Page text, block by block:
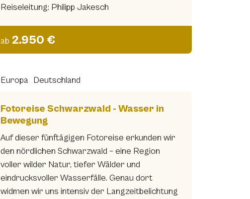
Reiseleitung: Philipp Jakesch
ab 2.950 €
Europa Deutschland
Fotoreise Schwarzwald - Wasser in
Bewegung
Auf dieser fünftägigen Fotoreise erkunden wir
den nördlichen Schwarzwald – eine Region
voller wilder Natur, tiefer Wälder und
eindrucksvoller Wasserfälle. Genau dort
widmen wir uns intensiv der Langzeitbelichtung